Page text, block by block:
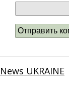
News UKRAINE